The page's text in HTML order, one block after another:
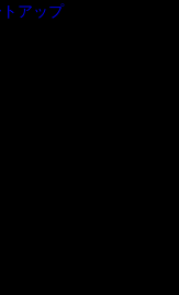
アップ